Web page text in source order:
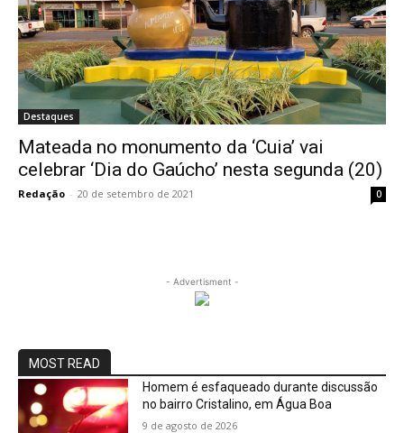
Destaques
Mateada no monumento da ‘Cuia’ vai
celebrar ‘Dia do Gaúcho’ nesta segunda (20)
Redação - 20 de setembro de 2021 0
- Advertisment -
MOST READ
Homem é esfaqueado durante discussão
no bairro Cristalino, em Água Boa
9 de agosto de 2026